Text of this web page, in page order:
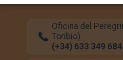
Oficina del
Toribio)
(+34) 633 349 684